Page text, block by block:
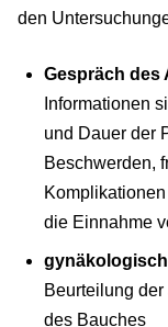
den
Gespräch des
Informationen
und Dauer der
Beschwerden,
die Einnahme
Beurteilung
des Bauches